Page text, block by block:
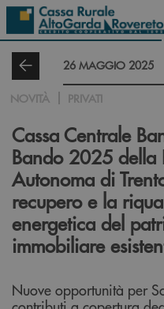
Salta al contenuto principale
26 MAGGIO 2025
NOVITÀ PRIVATI
Cassa Centrale
Bando 2025 della
Autonoma di
recupero e la
energetica del
immobiliare
Nuove opportunità per